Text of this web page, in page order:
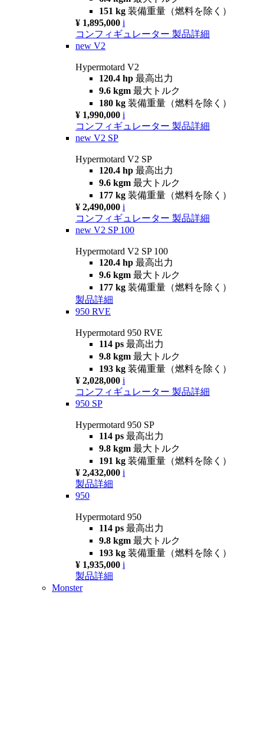
151 kg 装備重量（燃料を除く）
¥ 1,895,000 i
コンフィギュレーター 製品詳細
new V2
Hypermotard V2
120.4 hp 最高出力
9.6 kgm 最大トルク
180 kg 装備重量（燃料を除く）
¥ 1,990,000 i
コンフィギュレーター 製品詳細
new V2 SP
Hypermotard V2 SP
120.4 hp 最高出力
9.6 kgm 最大トルク
177 kg 装備重量（燃料を除く）
¥ 2,490,000 i
コンフィギュレーター 製品詳細
new V2 SP 100
Hypermotard V2 SP 100
120.4 hp 最高出力
9.6 kgm 最大トルク
177 kg 装備重量（燃料を除く）
製品詳細
950 RVE
Hypermotard 950 RVE
114 ps 最高出力
9.8 kgm 最大トルク
193 kg 装備重量（燃料を除く）
¥ 2,028,000 i
コンフィギュレーター 製品詳細
950 SP
Hypermotard 950 SP
114 ps 最高出力
9.8 kgm 最大トルク
191 kg 装備重量（燃料を除く）
¥ 2,432,000 i
製品詳細
950
Hypermotard 950
114 ps 最高出力
9.8 kgm 最大トルク
193 kg 装備重量（燃料を除く）
¥ 1,935,000 i
製品詳細
Monster